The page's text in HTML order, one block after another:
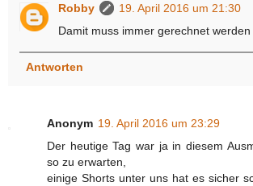
Robby
19. April 2016 um 21:30
Damit muss immer gerechnet werden
Antworten
Anonym 19. April 2016 um 23:29
Der heutige Tag war ja in diesem
so zu erwarten,
einige Shorts unter uns hat es sicher